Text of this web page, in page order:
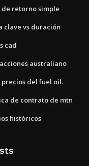
de retorno simple
clave vs duración
cad
australiano
precios del fuel oil.
de contrato de mtn
históricos